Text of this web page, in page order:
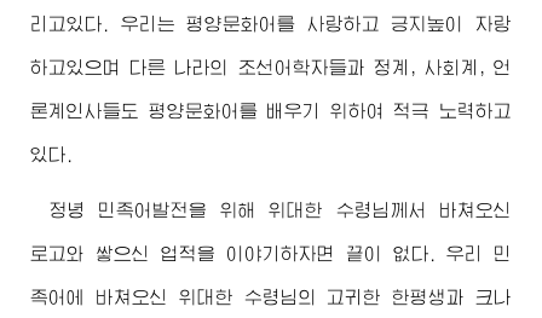
리고있다. 우리는 평양문화어를 사랑하고 긍지높이 자랑
하고있으며 다른 나라의 조선어학자들과 정계, 사회계, 언
론계인사들도 평양문화어를 배우기 위하여 적극 노력하고
있다.
정녕 민족어발전을 위해위대한 수령님께서 바쳐오신
로고와 쌓으신 업적을 이야기하자면 끝이 없다. 우리 민
족어에 바쳐오신 위대한 수령님 의 고귀한 한평생과 크나